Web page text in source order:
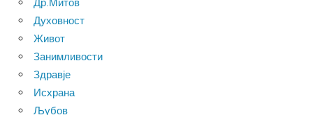
Духовност
Живот
Занимливости
Здравје
Исхрана
Љубов